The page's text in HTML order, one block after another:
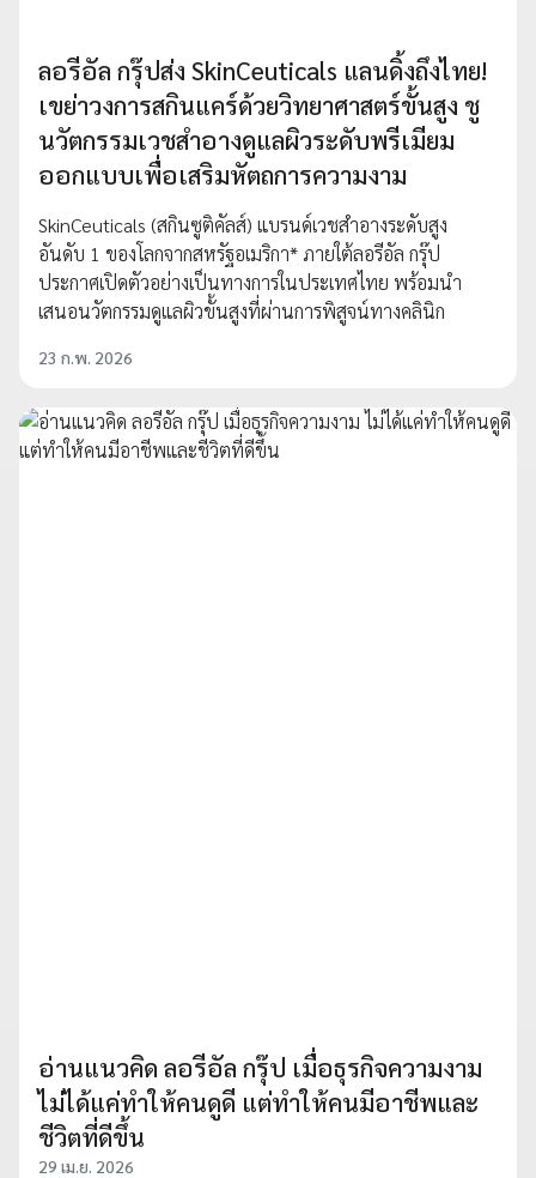
ลอรีอัล กรุ๊ปส่ง SkinCeuticals แลนดิ้งถึงไทย!
เขย่าวงการสกินแคร์ด้วยวิทยาศาสตร์ขั้นสูง ชู
นวัตกรรมเวชสำอางดูแลผิวระดับพรีเมียม
ออกแบบเพื่อเสริมหัตถการความงาม
SkinCeuticals (สกินซูติคัลส์) แบรนด์เวชสำอางระดับสูง
อันดับ 1 ของโลกจากสหรัฐอเมริกา* ภายใต้ลอรีอัล กรุ๊ป
ประกาศเปิดตัวอย่างเป็นทางการในประเทศไทย พร้อมนำ
เสนอนวัตกรรมดูแลผิวขั้นสูงที่ผ่านการพิสูจน์ทางคลินิก
23 ก.พ. 2026
อ่านแนวคิด ลอรีอัล กรุ๊ป เมื่อธุรกิจความงาม
ไม่ได้แค่ทำให้คนดูดี แต่ทำให้คนมีอาชีพและ
ชีวิตที่ดีขึ้น
29 เม.ย. 2026